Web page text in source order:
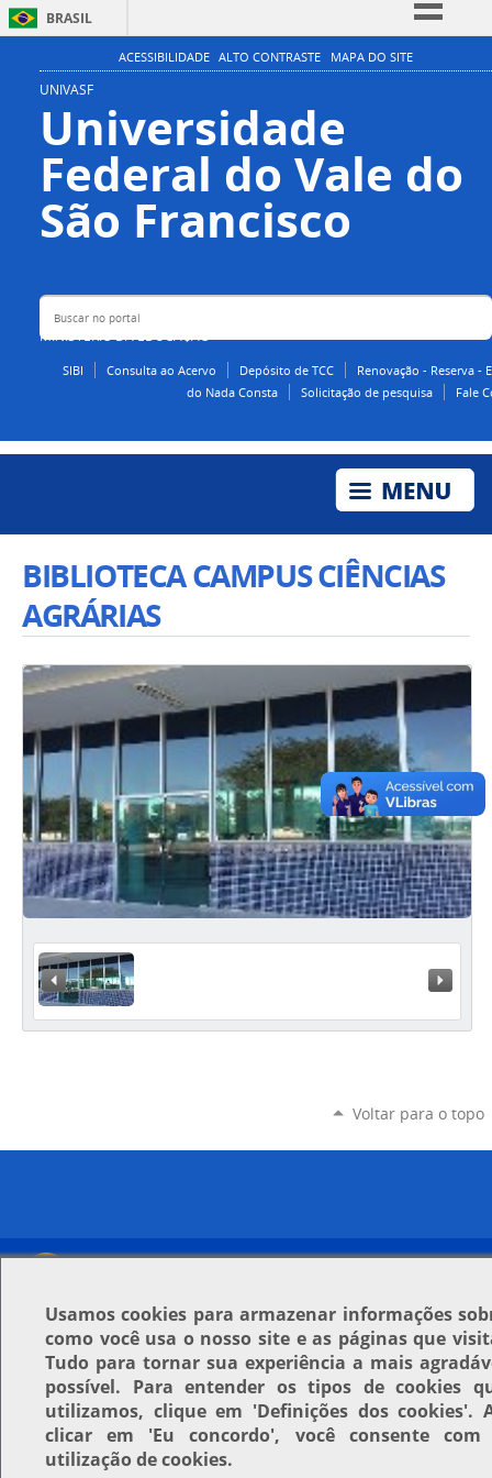
BRASIL
Simplifique!
Participe
Acesso à informação
Legislação
Canais
ACESSIBILIDADE ALTO CONTRASTE MAPA DO SITE
UNIVASF
Universidade
Federal do Vale do
São Francisco
MINISTÉRIO DA EDUCAÇÃO
Buscar no portal
SIBI Consulta ao Acervo Depósito de TCC
Renovação - Reserva -
do Nada Consta
Solicitação de pesquisa Fale
BIBLIOTECA CAMPUS CIÊNCIAS
AGRÁRIAS
« Anterior
Voltar para o topo
Usamoscookies para armazenar informações
como você usa o nosso site e as páginas que
Tudo para tornar sua experiência a mais
possível. Para entender os tipos de cookies
utilizamos, clique em 'Definições dos cookies'.
clicar em 'Eu concordo', você consente com
utilização de cookies.